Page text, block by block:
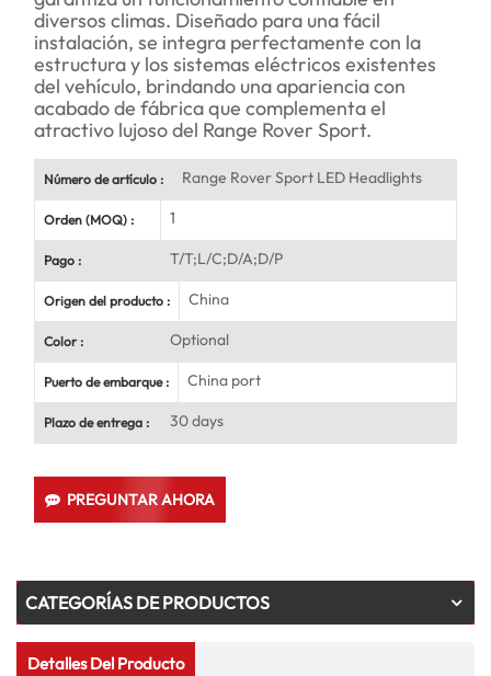
diversos climas. Diseñado para una fácil
instalación, se integra perfectamente con la
estructura y los sistemas eléctricos existentes
del vehículo, brindando una apariencia con
acabado de fábrica que complementa el
atractivo lujoso del Range Rover Sport.
Número de artículo : Range Rover Sport LED Headlights
Orden (MOQ) : 1
Pago : T/T;L/C;D/A;D/P
Origen del producto : China
Color : Optional
Puerto de embarque : China port
Plazo de entrega : 30 days
PREGUNTAR AHORA
CATEGORÍAS DE PRODUCTOS
Detalles Del Producto